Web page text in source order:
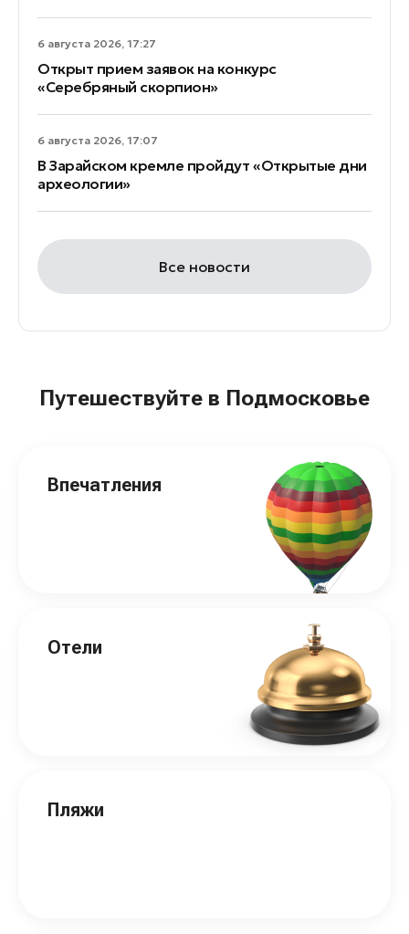
6 августа 2026, 17:27
Открыт прием заявок на конкурс
«Серебряный скорпион»
6 августа 2026, 17:07
В Зарайском кремле пройдут «Открытые дни
археологии»
Все новости
Путешествуйте в Подмосковье
Впечатления
Отели
Пляжи